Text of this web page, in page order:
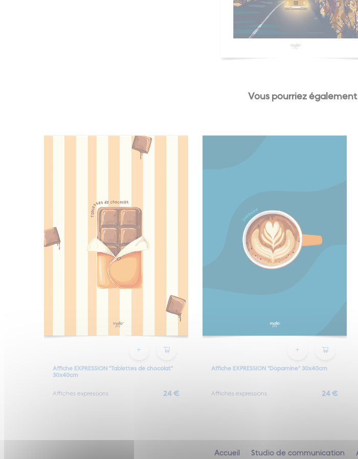
Vous pourriez
Affiche EXPRESSION "Tablettes de chocolat"
30x40cm
Affiches expressions 24 €
Affiche EXPRESSION "Dopamine" 30x40cm
Affiches expressions 24 €
Accueil Studio de communication